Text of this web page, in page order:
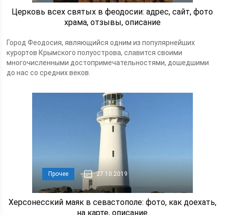
Церковь всех святых в феодосии: адрес, сайт, фото
храма, отзывы, описание
Город Феодосия, являющийся одним из популярнейших
курортов Крымского полуострова, славится своими
многочисленными достопримечательностями, дошедшими
до нас со средних веков.
Прочее 27.10.2019
Херсонесский маяк в севастополе: фото, как доехать,
на карте, описание